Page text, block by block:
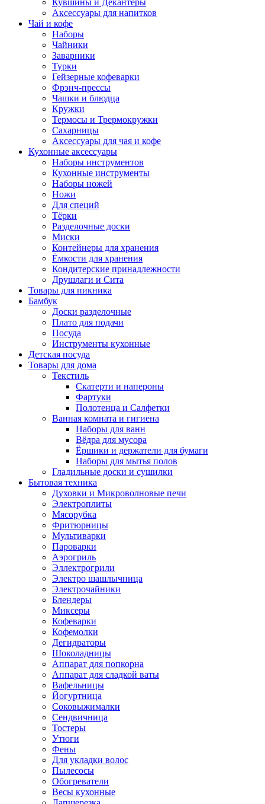
Аксессуары для напитков
Чай и кофе
Наборы
Чайники
Заварники
Турки
Гейзерные кофеварки
Фрэнч-прессы
Чашки и блюдца
Кружки
Термосы и Трермокружки
Сахарницы
Аксессуары для чая и кофе
Кухонные аксессуары
Наборы инструментов
Кухонные инструменты
Наборы ножей
Ножи
Для специй
Тёрки
Разделочные доски
Миски
Контейнеры для хранения
Ёмкости для хранения
Кондитерские принадлежности
Друшлаги и Сита
Товары для пикника
Бамбук
Доски разделочные
Плато для подачи
Посуда
Инструменты кухонные
Детская посуда
Товары для дома
Текстиль
Скатерти и напероны
Фартуки
Полотенца и Салфетки
Ванная комната и гигиена
Наборы для ванн
Вёдра для мусора
Ёршики и держатели для бумаги
Наборы для мытья полов
Гладильные доски и сушилки
Бытовая техника
Духовки и Микроволновые печи
Электроплиты
Мясорубка
Фритюрницы
Мультиварки
Пароварки
Аэрогриль
Эллектрогрили
Электро шашлычница
Электрочайники
Блендеры
Миксеры
Кофеварки
Кофемолки
Дегидраторы
Шоколадницы
Аппарат для попкорна
Аппарат для сладкой ваты
Вафельницы
Йогуртница
Соковыжималки
Сендвичница
Тостеры
Утюги
Фены
Для укладки волос
Пылесосы
Обогреватели
Весы кухонные